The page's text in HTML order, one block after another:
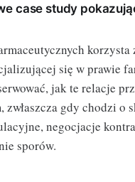
case study
korzysta
się w prawie
jak te relacje
zwłaszcza gdy chodzi o
negocjacje
sporów.